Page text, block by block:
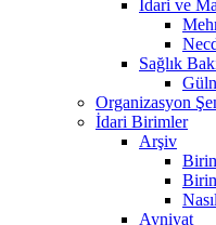
İdari ve
Sağlık
Organizasyon
İdari Birimler
Arşiv
Ayniyat